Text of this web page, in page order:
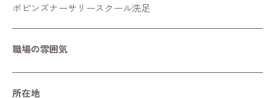
ポピンズナーサリースクール洗足
職場の雰囲気
所在地